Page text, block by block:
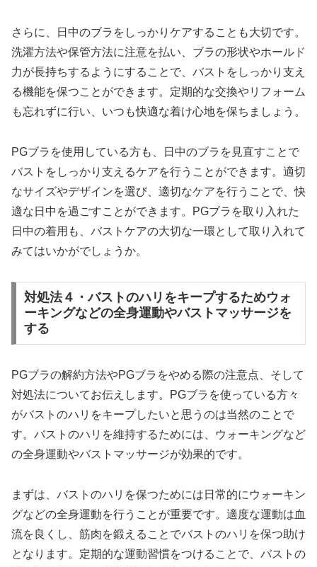
さらに、日中のブラをしっかりケアすることも大切です。
洗濯方法や保管方法に注意を払い、ブラの形状やホールド
力が長持ちするようにすることで、バストをしっかり支え
る機能を保つことができます。定期的な交換やリフォーム
も忘れずに行い、いつも快適な着け心地を保ちましょう。
PGブラを使用している方も、日中のブラを見直すことで
バストをしっかり支えるケアを行うことができます。適切
なサイズやデザインを選び、適切なケアを行うことで、快
適な日中を過ごすことができます。PGブラを取り入れた
日中の着用も、バストケアの大切な一環として取り入れて
みてはいかがでしょうか。
対処法４・バストのハリをキープするためウォ
ーキングなどの全身運動やバストマッサージを
する
PGブラの解約方法やPGブラをやめる際の注意点、そして
対処法についてお伝えします。PGブラを使っている方々
がバストのハリをキープしたいと思うのは当然のことで
す。バストのハリを維持するためには、ウォーキングなど
の全身運動やバストマッサージが効果的です。
まずは、バストのハリを保つためには日常的にウォーキン
グなどの全身運動を行うことが重要です。適度な運動は血
流を良くし、筋肉を鍛えることでバストのハリを保つ助け
となります。定期的な運動習慣をつけることで、バストの